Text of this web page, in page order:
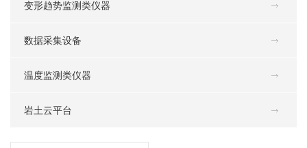
变形趋势监测类仪器
数据采集设备
温度监测类仪器
岩土云平台